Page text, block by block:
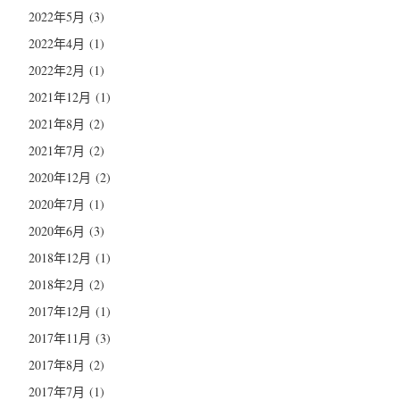
2022年5月 (3)
2022年4月 (1)
2022年2月 (1)
2021年12月 (1)
2021年8月 (2)
2021年7月 (2)
2020年12月 (2)
2020年7月 (1)
2020年6月 (3)
2018年12月 (1)
2018年2月 (2)
2017年12月 (1)
2017年11月 (3)
2017年8月 (2)
2017年7月 (1)